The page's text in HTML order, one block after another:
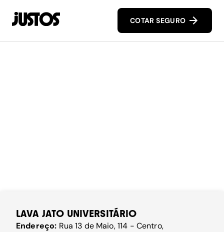
COTAR SEGURO
LAVA JATO UNIVERSITÁRIO
Endereço: Rua 13 de Maio, 114 - Centro,